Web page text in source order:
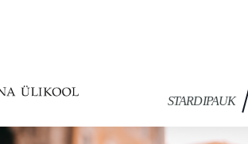
STARDIPAUK